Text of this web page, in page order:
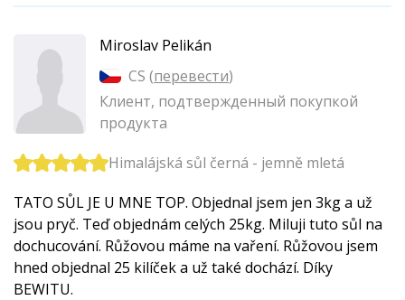
Miroslav Pelikán
CS (перевести)
Клиент, подтвержденный покупкой
продукта
Himalájská sůl černá - jemně mletá
TATO SŮL JE U MNE TOP. Objednal jsem jen 3kg a už
jsou pryč. Teď objednám celých 25kg. Miluji tuto sůl na
dochucování. Růžovou máme na vaření. Růžovou jsem
hned objednal 25 kilíček a už také dochází. Díky
BEWITU.